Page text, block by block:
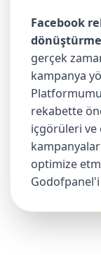
Facebook
gerçek
kampanya
rekabette
içgörüleri ve
optimize